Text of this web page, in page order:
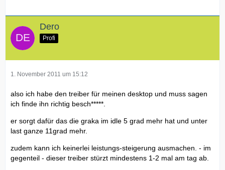
Dero
Profi
1. November 2011 um 15:12
also ich habe den treiber für meinen desktop und muss sagen
ich finde ihn richtig besch*****.
er sorgt dafür das die graka im idle 5 grad mehr hat und unter
last ganze 11grad mehr.
zudem kann ich keinerlei leistungs-steigerung ausmachen. - im
gegenteil - dieser treiber stürzt mindestens 1-2 mal am tag ab.